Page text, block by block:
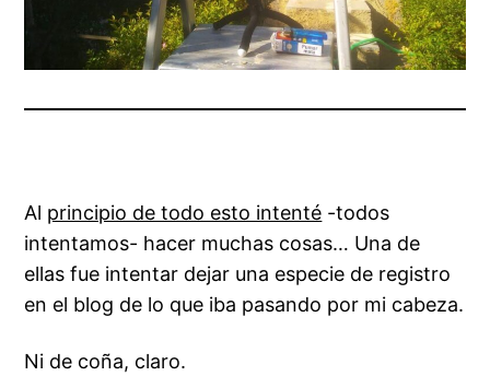
Al principio de todo esto intenté -todos
intentamos- hacer muchas cosas… Una de
ellas fue intentar dejar una especie de registro
en el blog de lo que iba pasando por mi cabeza.
Ni de coña, claro.